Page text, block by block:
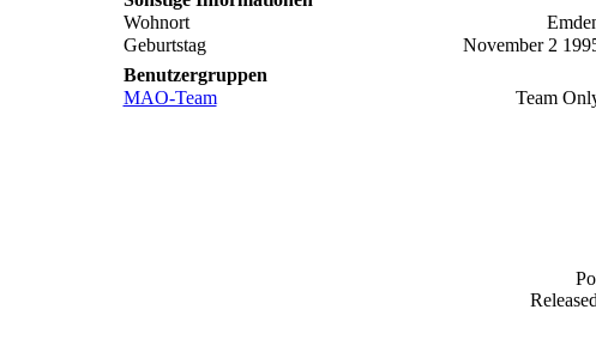
Wohnort
Geburtstag
November 2
Benutzergruppen
MAO-Team
Team